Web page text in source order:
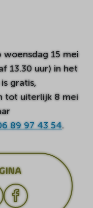
15 mei
13.30 uur) in het
gratis,
tot uiterlijk 8 mei
89 97 43 54.